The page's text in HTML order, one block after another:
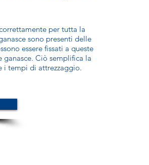
per tutta la
sono presenti delle
essere fissati a queste
Ciò semplifica la
i tempi di attrezzaggio.